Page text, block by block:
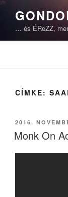
Tartalomhoz
… és ÉReZZ,
CÍMKE:
BEKÜLDVE:
2016.
Monk On